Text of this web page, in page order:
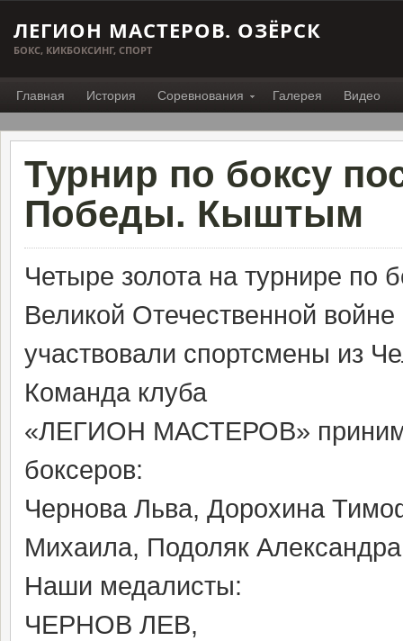
ЛЕГИОН МАСТЕРОВ. ОЗЁРСК
БОКС, КИКБОКСИНГ, СПОРТ
Главная История Соревнования Галерея Видео
Турнир по боксу
Победы. Кыштым
Четыре золота на турнире по
Великой Отечественной
участвовали спортсмены из
Команда клуба
«ЛЕГИОН МАСТЕРОВ»
боксеров:
Чернова Льва, Дорохина
Михаила, Подоляк
Наши медалисты:
ЧЕРНОВ ЛЕВ,